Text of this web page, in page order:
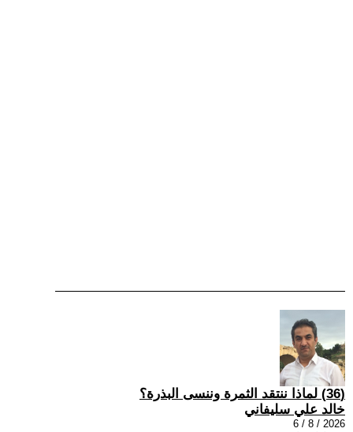
(36) لماذا ننتقد الثمرة وننسى البذرة؟
خالد علي سليفاني
2026 / 8 / 6